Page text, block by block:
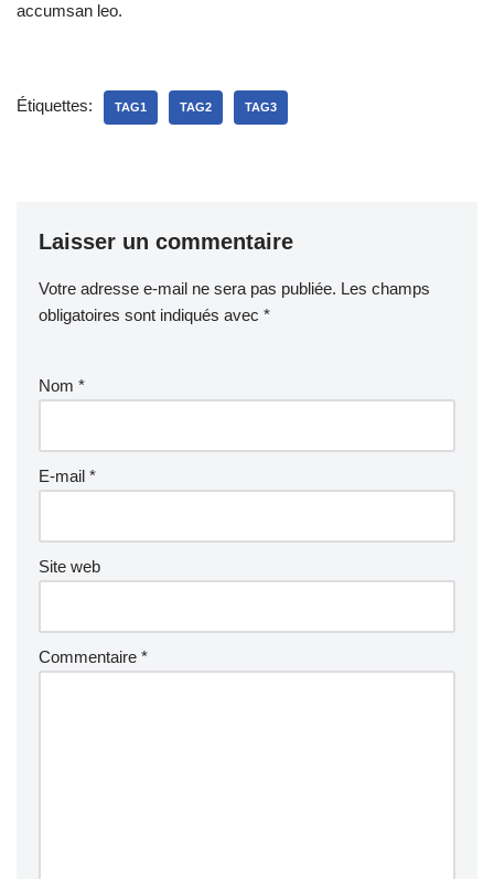
accumsan leo.
Étiquettes: TAG1 TAG2 TAG3
Laisser un commentaire
Votre adresse e-mail ne sera pas publiée. Les champs
obligatoires sont indiqués avec *
Nom *
E-mail *
Site web
Commentaire *